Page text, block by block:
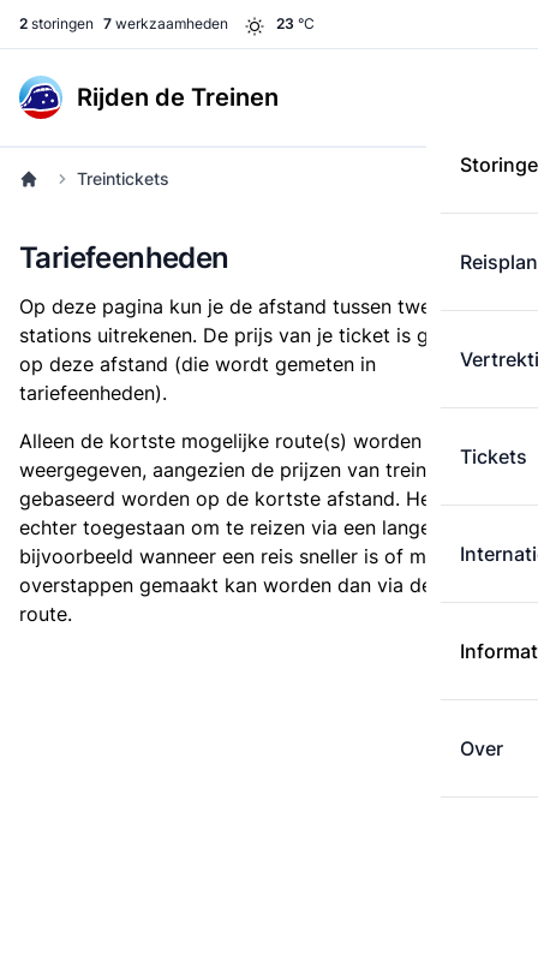
2 storingen 7 werkzaamheden 23 °C
Rijden de Treinen
Tickets
Over
Treintickets
Tariefeenheden
Op deze pagina kun je de afstand tussen twee
stations uitrekenen. De prijs van je ticket is gebaseerd
op deze afstand (die wordt gemeten in
tariefeenheden).
Alleen de kortste mogelijke route(s) worden
weergegeven, aangezien de prijzen van treintickets
gebaseerd worden op de kortste afstand. Het is
echter toegestaan om te reizen via een langere route,
bijvoorbeeld wanneer een reis sneller is of met minder
overstappen gemaakt kan worden dan via de kortste
route.